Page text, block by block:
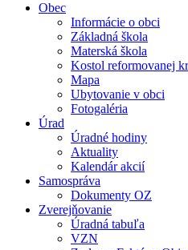
Obec
Informácie o obci
Základná škola
Materská škola
Kostol reformovanej
Mapa
Ubytovanie v obci
Fotogaléria
Úrad
Úradné hodiny
Aktuality
Kalendár akcií
Samospráva
Dokumenty OZ
Zverejňovanie
Úradná tabuľa
VZN